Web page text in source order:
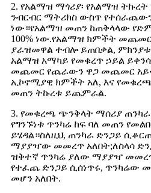
2. የአልማዝ ማጎሪያ፡ የአልማዝ
ንብርብር ማትሪክስ ውስጥ
ነው።የአልማዝ መጠን ከጠቅላላው
100% ነው.የአልማዝ ክምችት
ያራዝመዋል ተብሎ ይጠበቃል,
አልማዝ አማካይ የመቁረጥ ኃይል
መጨመር የጨራውን ዋጋ መጨመር
ኢኮኖሚያዊ ክምችት አለ, እና
መጠን ትኩረቱ ይጨምራል.
3. የመቁረጫ ጭንቅላት ማሰሪያ
የግንኙነቱ ጥንካሬ ከፍ ባለ መጠን
ይሄዳል።ስለዚህ, ጠንካራ ድንጋይ
ማያያዣው መመረጥ አለበት;ለስላሳ
ዝቅተኛ ጥንካሬ ያለው ማያያዣ መመረጥ
የተፈጨ ድንጋይ ሲሰነጥሩ, ጥንካሬው
መሆን አለበት.